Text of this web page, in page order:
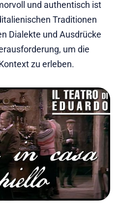
und authentisch ist
Traditionen
Dialekte und Ausdrücke
um die
zu erleben.